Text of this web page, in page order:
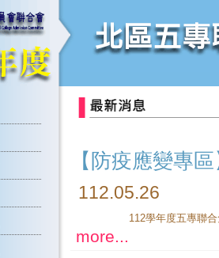
【防疫應變專
112.05.26
more...